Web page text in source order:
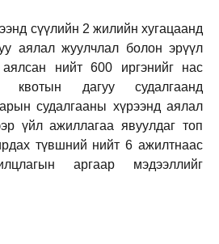
сүүлийн 2 жилийн хугацаанд
аялал жуулчлал болон эрүүл
нийт 600 иргэнийг нас
квотын дагуу судалгаанд
судалгааны хүрээнд аялал
үйл ажиллагаа явуулдаг топ
түвшний нийт 6 ажилтнаас
аргаар мэдээллийг